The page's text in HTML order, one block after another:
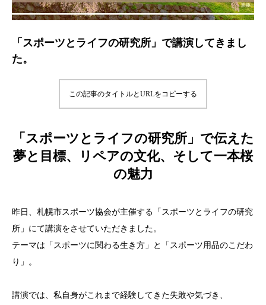
「スポーツとライフの研究所」で講演してきまし
た。
この記事のタイトルとURLをコピーする
「スポーツとライフの研究所」で伝えた
夢と目標、リペアの文化、そして一本桜
の魅力
昨日、札幌市スポーツ協会が主催する「スポーツとライフの研究
所」にて講演をさせていただきました。
テーマは「スポーツに関わる生き方」と「スポーツ用品のこだわ
り」。
講演では、私自身がこれまで経験してきた失敗や気づき、